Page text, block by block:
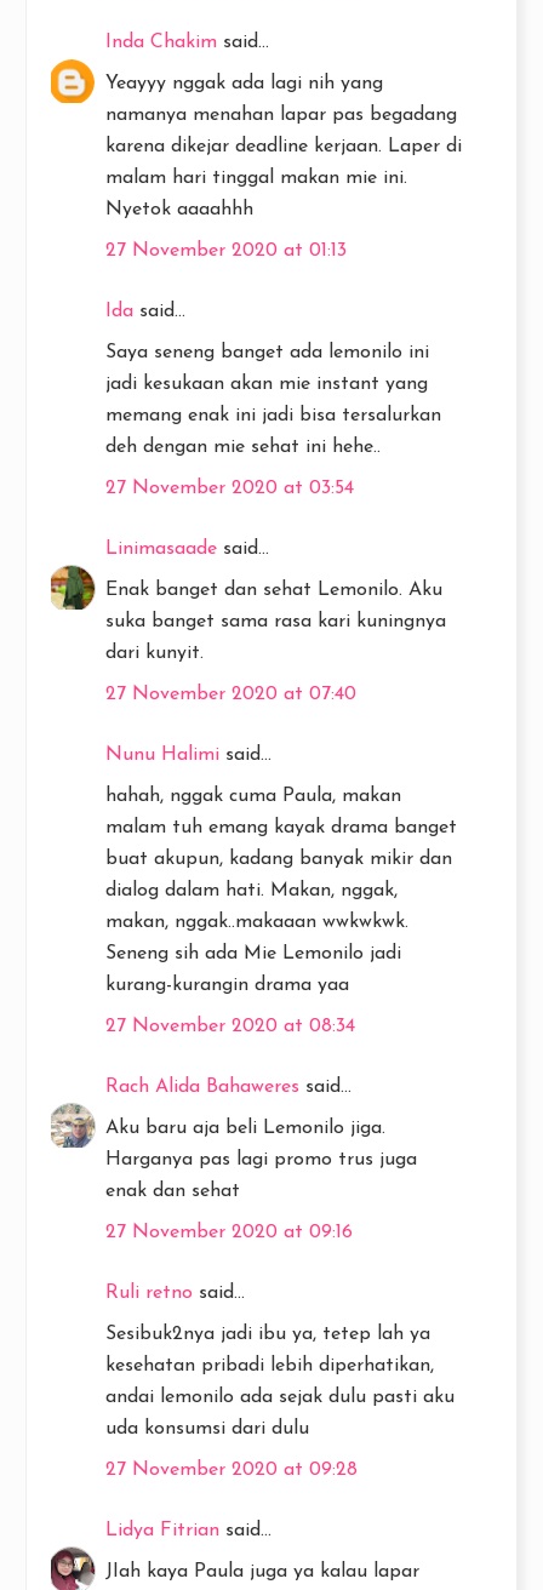
Inda Chakim said...
Yeayyy nggak ada lagi nih yang
namanya menahan lapar pas begadang
karena dikejar deadline kerjaan. Laper di
malam hari tinggal makan mie ini.
Nyetok aaaahhh
27 November 2020 at 01:13
Ida said...
Saya seneng banget ada lemonilo ini
jadi kesukaan akan mie instant yang
memang enak ini jadi bisa tersalurkan
deh dengan mie sehat ini hehe..
27 November 2020 at 03:54
Linimasaade said...
Enak banget dan sehat Lemonilo. Aku
suka banget sama rasa kari kuningnya
dari kunyit.
27 November 2020 at 07:40
Nunu Halimi said...
hahah, nggak cuma Paula, makan
malam tuh emang kayak drama banget
buat akupun, kadang banyak mikir dan
dialog dalam hati. Makan, nggak,
makan, nggak..makaaan wwkwkwk.
Seneng sih ada Mie Lemonilo jadi
kurang-kurangin drama yaa
27 November 2020 at 08:34
Rach Alida Bahaweres said...
Aku baru aja beli Lemonilo jiga.
Harganya pas lagi promo trus juga
enak dan sehat
27 November 2020 at 09:16
Ruli retno said...
Sesibuk2nya jadi ibu ya, tetep lah ya
kesehatan pribadi lebih diperhatikan,
andai lemonilo ada sejak dulu pasti aku
uda konsumsi dari dulu
27 November 2020 at 09:28
Lidya Fitrian said...
JIah kaya Paula juga ya kalau lapar